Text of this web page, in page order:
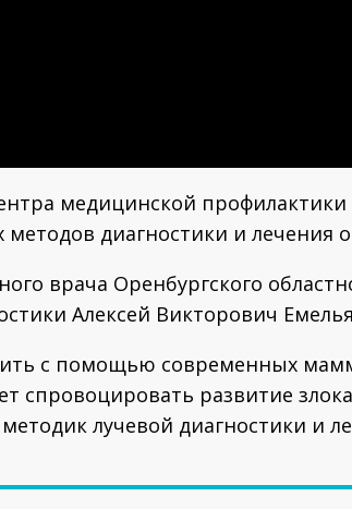
медицинской
диагностики и лечения
врача Оренбургского
Алексей Викторович
с помощью современных
спровоцировать развитие
лучевой диагностики и